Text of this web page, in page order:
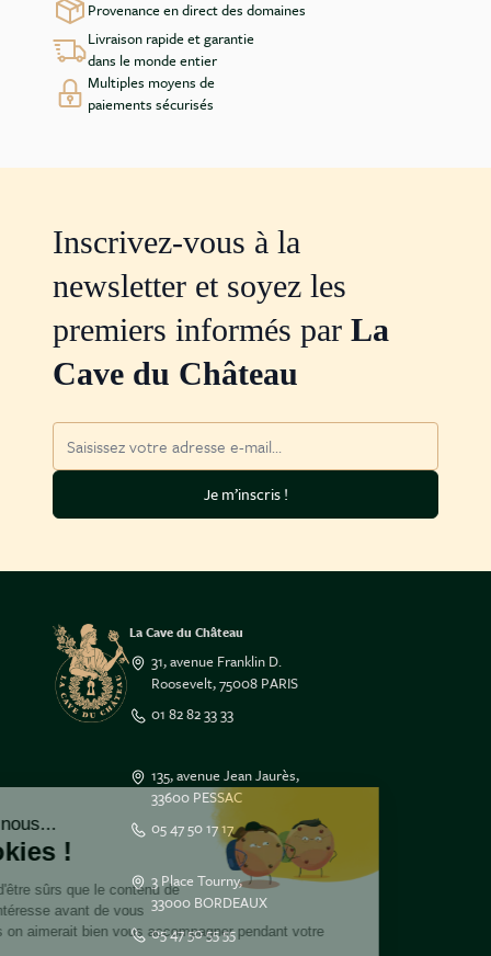
Salut c'est nous...
les Cookies !
On a attendu d'être sûrs que le contenu de
ce site vous intéresse avant de vous
déranger, mais on aimerait bien vous accompagner pendant votre
Provenance en direct des domaines
Livraison rapide et garantie
dans le monde entier
Multiples moyens de
paiements sécurisés
Inscrivez-vous à la
newsletter et soyez les
premiers informés par La
Cave du Château
Je m’inscris !
La Cave du Château
31, avenue Franklin D.
Roosevelt, 75008 PARIS
01 82 82 33 33
135, avenue Jean Jaurès,
33600 PESSAC
05 47 50 17 17
3 Place Tourny,
33000 BORDEAUX
05 47 50 55 55